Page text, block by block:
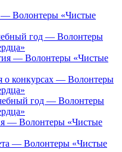
— Волонтеры «Чистые
год — Волонтеры
— Волонтеры «Чистые
о конкурсах — Волонтеры
год — Волонтеры
— Волонтеры «Чистые
— Волонтеры «Чистые